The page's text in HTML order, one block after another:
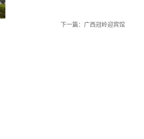
下一篇： 广西冠岭迎宾馆